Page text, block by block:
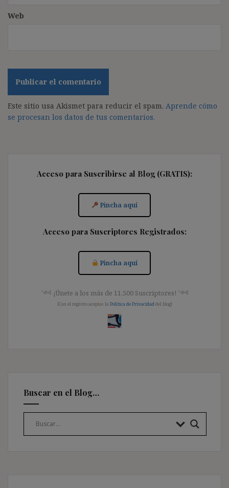
Web
Este sitio usa Akismet para reducir el spam. Aprende cómo
se procesan los datos de tus comentarios.
Acceso para Suscribirse al Blog (GRATIS):
Pincha aquí
Acceso para Suscriptores Registrados:
Pincha aquí
༺ ¡Únete a los más de 11.500 Suscriptores! ༺
[Con el registro aceptas la Política de Privacidaddel blog]
Buscar en el Blog…